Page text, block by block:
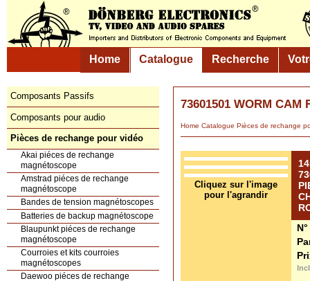
Home Catalogue Recherche
Composants Passifs
Composants pour audio
Pièces de rechange pour vidéo
Akai piéces de rechange
magnétoscope
Amstrad piéces de rechange
magnétoscope
Bandes de tension magnétoscopes
Batteries de backup magnétoscope
Blaupunkt piéces de rechange
magnétoscope
Courroies et kits courroies
magnétoscopes
Daewoo piéces de rechange
73601501 WORM CAM
Home Catalogue Pièces de